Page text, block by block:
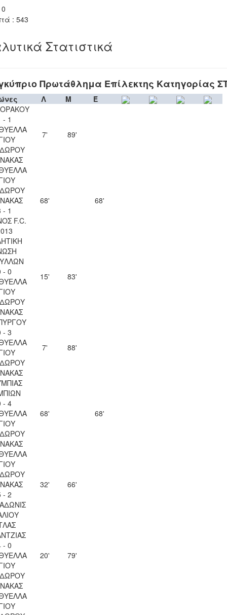
: 543
Στατιστικά
Πρωτάθλημα Επίλεκτης Κατηγορίας
Λ Μ
Έ
- 1
7' 89'
- 1
F.C.
68' 68'
- 0
15' 83'
- 3
7' 88'
- 4
68' 68'
- 2
32' 66'
- 0
20' 79'